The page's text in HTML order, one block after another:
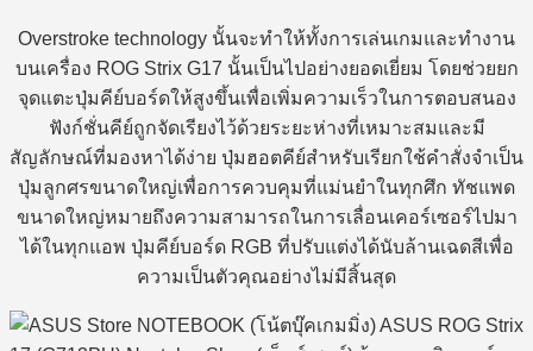
Overstroke technology นั้นจะทำให้ทั้งการเล่นเกมและทำงาน
บนเครื่อง ROG Strix G17 นั้นเป็นไปอย่างยอดเยี่ยม โดยช่วยยก
จุดแตะปุ่มคีย์บอร์ดให้สูงขึ้นเพื่อเพิ่มความเร็วในการตอบสนอง
ฟังก์ชั่นคีย์ถูกจัดเรียงไว้ด้วยระยะห่างที่เหมาะสมและมี
สัญลักษณ์ที่มองหาได้ง่าย ปุ่มฮอตคีย์สำหรับเรียกใช้คำสั่งจำเป็น
ปุ่มลูกศรขนาดใหญ่เพื่อการควบคุมที่แม่นยำในทุกศึก ทัชแพด
ขนาดใหญ่หมายถึงความสามารถในการเลื่อนเคอร์เซอร์ไปมา
ได้ในทุกแอพ ปุ่มคีย์บอร์ด RGB ที่ปรับแต่งได้นับล้านเฉดสีเพื่อ
ความเป็นตัวคุณอย่างไม่มีสิ้นสุด